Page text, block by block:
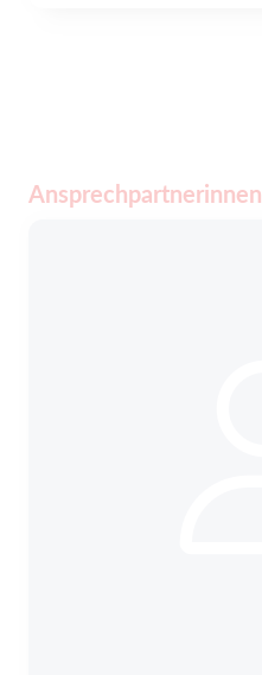
Ansprechpartnerinnen